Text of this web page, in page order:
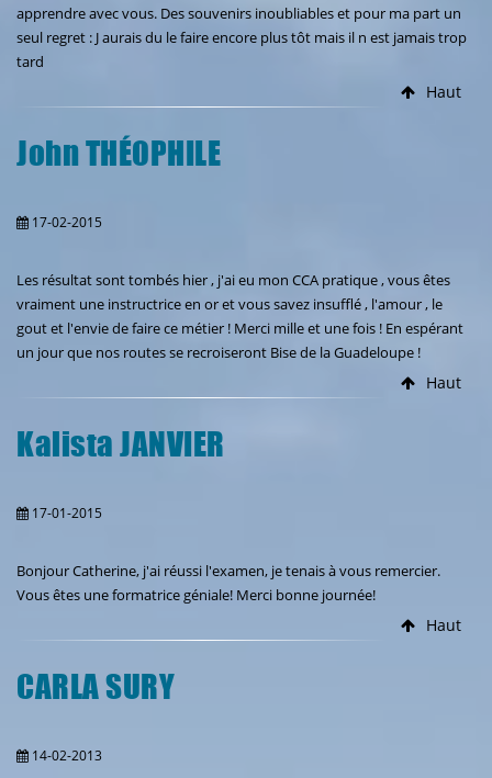
apprendre avec vous. Des souvenirs inoubliables et pour ma part un
seul regret : J aurais du le faire encore plus tôt mais il n est jamais trop
tard
Haut
John THÉOPHILE
17-02-2015
Les résultat sont tombés hier , j'ai eu mon CCA pratique , vous êtes
vraiment une instructrice en or et vous savez insufflé , l'amour , le
gout et l'envie de faire ce métier ! Merci mille et une fois ! En espérant
un jour que nos routes se recroiseront Bise de la Guadeloupe !
Haut
Kalista JANVIER
17-01-2015
Bonjour Catherine, j'ai réussi l'examen, je tenais à vous remercier.
Vous êtes une formatrice géniale! Merci bonne journée!
Haut
CARLA SURY
14-02-2013